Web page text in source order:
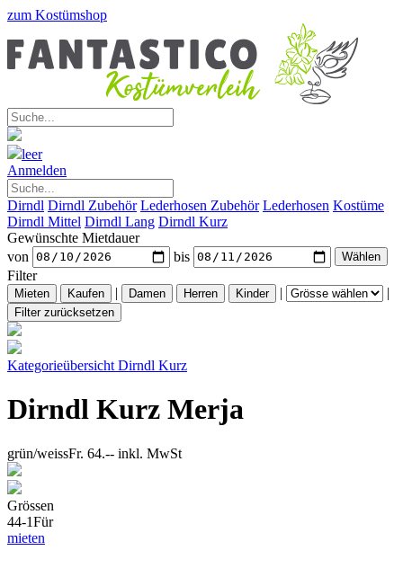
zum Kostümshop
leer
Anmelden
Dirndl Dirndl Zubehör Lederhosen Zubehör Lederhosen Kostüme
Dirndl Mittel Dirndl Lang Dirndl Kurz
Gewünschte Mietdauer
von
bis
Filter
|
| |
Kategorieübersicht Dirndl Kurz
Dirndl Kurz Merja
grün/weissFr. 64.-- inkl. MwSt
Grössen
44-1Für
mieten